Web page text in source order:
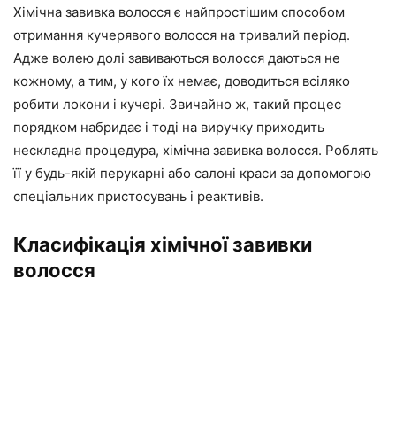
Хімічна завивка волосся є найпростішим способом
отримання кучерявого волосся на тривалий період.
Адже волею долі завиваються волосся даються не
кожному, а тим, у кого їх немає, доводиться всіляко
робити локони і кучері. Звичайно ж, такий процес
порядком набридає і тоді на виручку приходить
нескладна процедура, хімічна завивка волосся. Роблять
її у будь-якій перукарні або салоні краси за допомогою
спеціальних пристосувань і реактивів.
Класифікація хімічної завивки
волосся